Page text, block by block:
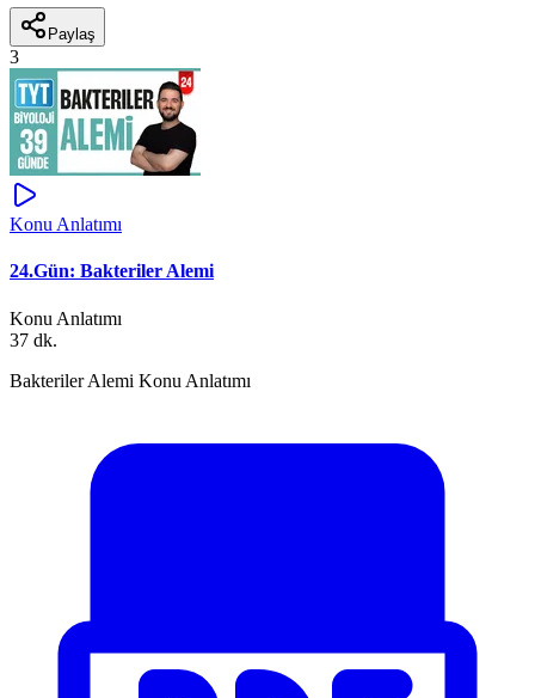
Paylaş
3
Konu Anlatımı
24.Gün: Bakteriler Alemi
Konu Anlatımı
37 dk.
Bakteriler Alemi Konu Anlatımı